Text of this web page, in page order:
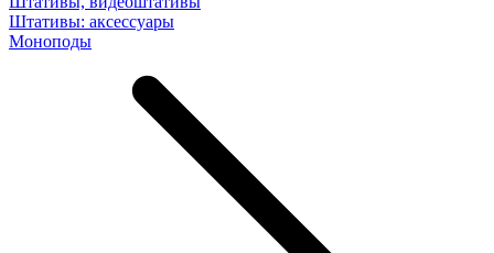
Штативы: аксессуары
Моноподы